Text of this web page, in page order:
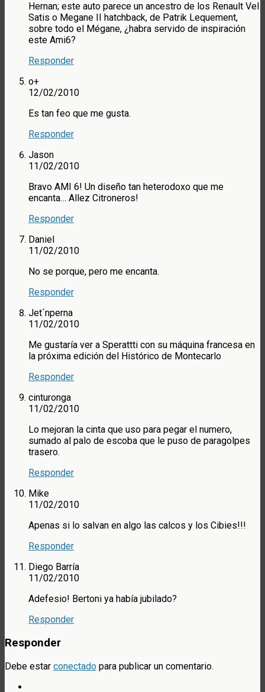
Hernan; este auto parece un ancestro de los Renault Vel
Satis o Megane II hatchback, de Patrik Lequement,
sobre todo el Mégane, ¿habra servido de inspiración
este Ami6?
Responder
o+
12/02/2010
Es tan feo que me gusta.
Responder
Jason
11/02/2010
Bravo AMI 6! Un diseño tan heterodoxo que me
encanta… Allez Citroneros!
Responder
Daniel
11/02/2010
No se porque, pero me encanta.
Responder
Jet´nperna
11/02/2010
Me gustaría ver a Sperattti con su máquina francesa en
la próxima edición del Histórico de Montecarlo
Responder
cinturonga
11/02/2010
Lo mejoran la cinta que uso para pegar el numero,
sumado al palo de escoba que le puso de paragolpes
trasero.
Responder
Mike
11/02/2010
Apenas si lo salvan en algo las calcos y los Cibies!!!
Responder
Diego Barría
11/02/2010
Adefesio! Bertoni ya había jubilado?
Responder
Responder
Debe estar conectado para publicar un comentario.